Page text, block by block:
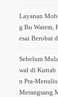
Layanan
g Bu Watem,
esai Berobat
Sebelum
wal di Kuttab
n Pra-
Merangsang